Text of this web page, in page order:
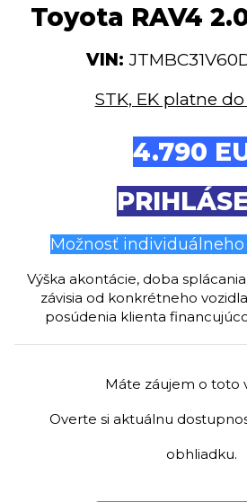
Toyota RAV4
VIN:
STK, EK platne do
4.790
Možnosť
Výška akontácie, doba
závisia od konkrétneho
posúdenia klienta
Máte záujem o toto
Overte si aktuálnu
obhliadku.